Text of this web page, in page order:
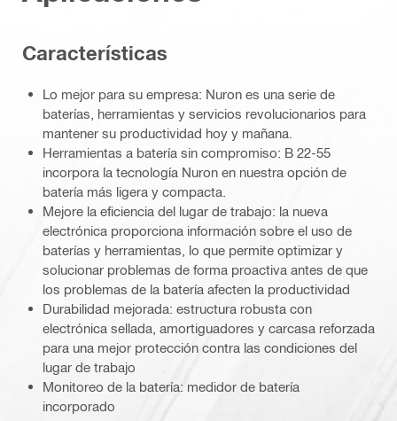
Características
Lo mejor para su empresa: Nuron es una serie de
baterías, herramientas y servicios revolucionarios para
mantener su productividad hoy y mañana.
Herramientas a batería sin compromiso: B 22-55
incorpora la tecnología Nuron en nuestra opción de
batería más ligera y compacta.
Mejore la eficiencia del lugar de trabajo: la nueva
electrónica proporciona información sobre el uso de
baterías y herramientas, lo que permite optimizar y
solucionar problemas de forma proactiva antes de que
los problemas de la batería afecten la productividad
Durabilidad mejorada: estructura robusta con
electrónica sellada, amortiguadores y carcasa reforzada
para una mejor protección contra las condiciones del
lugar de trabajo
Monitoreo de la batería: medidor de batería
incorporado